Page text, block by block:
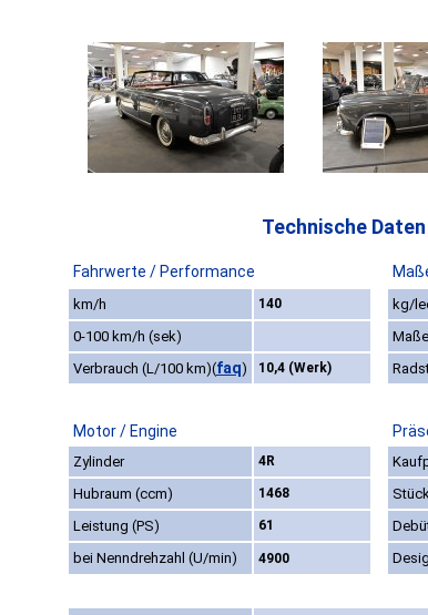
Technische
Fahrwerte / Performance
km/h 140 kg/
0-100 km/h (sek)
Verbrauch (L/100 km)(faq) 10,4 (Werk)
Motor / Engine
Zylinder 4R
Hubraum (ccm) 1468
Leistung (PS) 61
bei Nenndrehzahl (U/min)
4900